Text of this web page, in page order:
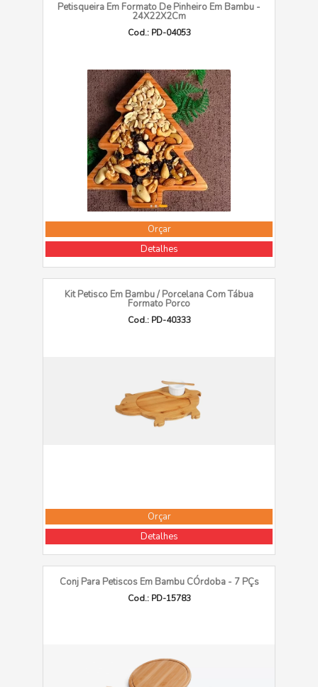
Petisqueira Em Formato De Pinheiro Em Bambu -
24X22X2Cm
Cod.: PD-04053
Orçar
Detalhes
Kit Petisco Em Bambu / Porcelana Com Tábua
Formato Porco
Cod.: PD-40333
Orçar
Detalhes
Conj Para Petiscos Em Bambu CÓrdoba - 7 PÇs
Cod.: PD-15783